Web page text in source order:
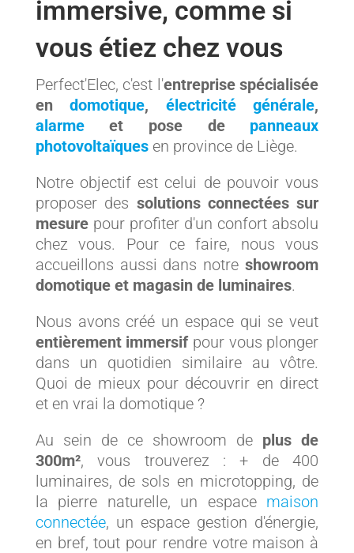
immersive, comme si
vous étiez chez vous
Perfect'Elec, c'est l'entreprise spécialisée
endomotique, électricité générale,
alarmeet pose de panneaux
photovoltaïquesen province de Liège.
Notre objectif est celui de pouvoir vous
proposer des solutions connectées sur
mesurepour profiter d'un confort absolu
chez vous. Pour ce faire, nous vous
accueillons aussi dans notreshowroom
domotique et magasin de luminaires.
Nous avons créé un espace qui se veut
entièrement immersif pour vous plonger
dans un quotidien similaire au vôtre.
Quoi de mieux pour découvrir en direct
et en vrai la domotique ?
Au sein de ce showroom de plus de
300m², vous trouverez : + de 400
luminaires, de sols en microtopping, de
la pierre naturelle, un espace maison
connectée, un espace gestion d'énergie,
en bref, tout pour rendre votre maison à